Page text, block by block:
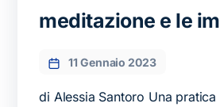
meditazione e le
11 Gennaio 2023
di Alessia Santoro Una